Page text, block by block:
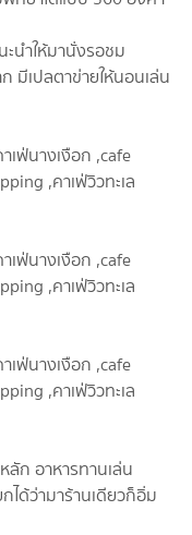
ะนำให้มานั่งรอชม
มีเปลตาข่ายให้นอนเล่น
ลัก อาหารทานเล่น
ได้ว่ามาร้านเดียวก็อิ่ม